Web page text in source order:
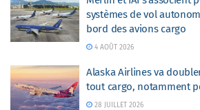
systèmes de vol
bord des avions cargo
4 AOÛT 2026
Alaska Airlines va
tout cargo, notamment
28 JUILLET 2026